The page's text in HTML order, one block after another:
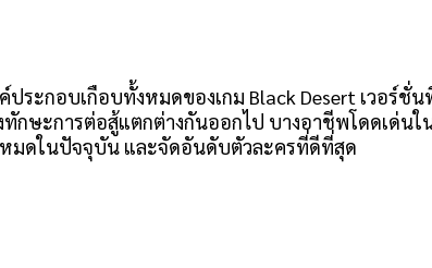
ระกอบเกือบทั้งหมดของเกม Black Desert เวอร์ชั่
กษะการต่อสู้แตกต่างกันออกไป บางอาชีพโดดเด่นใ
หมดในปัจจุบัน และจัดอันดับตัวละครที่ดีที่สุด